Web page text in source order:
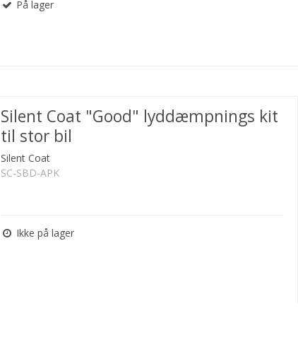
På lager
Silent Coat "Good" lyddæmpnings kit
til stor bil
Silent Coat
SC-SBD-APK
Ikke på lager